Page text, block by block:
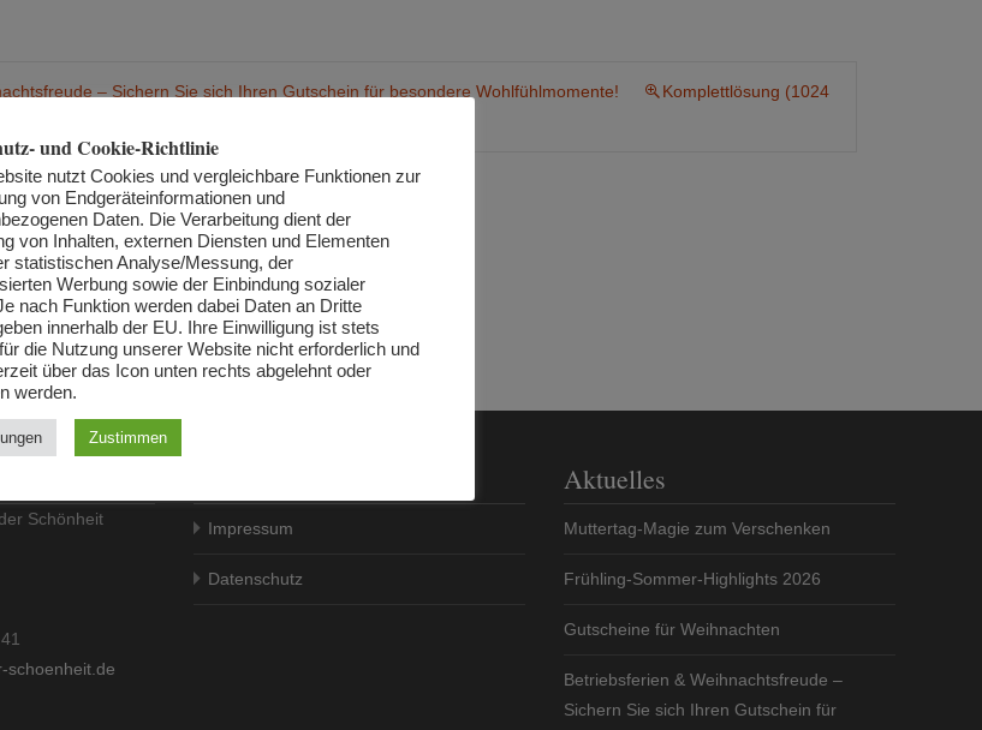
– Sichern Sie sich Ihren Gutschein für besondere Wohlfühlmomente!
Komplettlösung (1024
Schönheit
schoenheit.de
Impressum
Datenschutz
Aktuelles
Muttertag-Magie zum Verschenken
Frühling-Sommer-Highlights 2026
Gutscheine für Weihnachten
Betriebsferien & Weihnachtsfreude –
Sichern Sie sich Ihren Gutschein für
und Cookie-Richtlinie
nutzt Cookies und vergleichbare Funktionen zur
von Endgeräteinformationen und
Daten. Die Verarbeitung dient der
von Inhalten, externen Diensten und Elementen
statistischen Analyse/Messung, der
Werbung sowie der Einbindung sozialer
nach Funktion werden dabei Daten an Dritte
innerhalb der EU. Ihre Einwilligung ist stets
die Nutzung unserer Website nicht erforderlich und
über das Icon unten rechts abgelehnt oder
werden.
Zustimmen